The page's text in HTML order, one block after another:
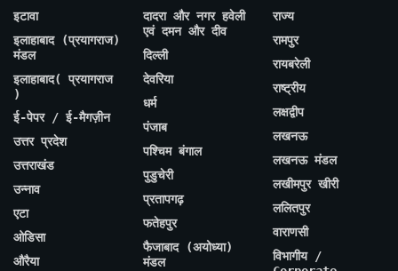
इटावा
इलाहाबाद (प्रयागराज)
मंडल
इलाहाबाद( प्रयागराज
)
ई-पेपर / ई-मैगज़ीन
उत्तर प्रदेश
उत्तराखंड
उन्नाव
एटा
ओडिसा
औरैया
दादरा और नगर हवेली
एवं दमन और दीव
दिल्ली
देवरिया
धर्म
पंजाब
पश्चिम बंगाल
पुडुचेरी
प्रतापगढ़
फतेहपुर
फैजाबाद (अयोध्या)
मंडल
राज्य
रामपुर
रायबरेली
राष्ट्रीय
लक्षद्वीप
लखनऊ
लखनऊ मंडल
लखीमपुर खीरी
ललितपुर
वाराणसी
विभागीय /